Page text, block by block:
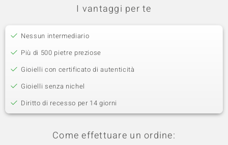
I vantaggi per te
Nessun intermediario
Più di 500 pietre preziose
Gioielli con certificato di autenticità
Gioielli senza nichel
Diritto di recesso per 14 giorni
Come effettuare un ordine: